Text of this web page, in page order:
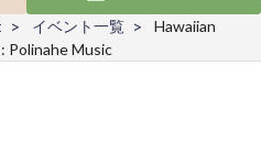
イベント一覧
Hawaiian
Polinahe Music